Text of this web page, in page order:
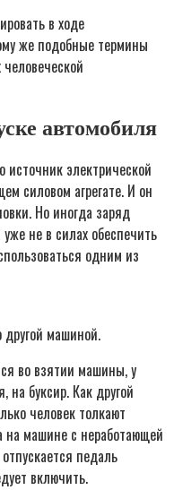
в ходе
же подобные термины
автомобиля
электрической
силовом агрегате. И он
Но иногда заряд
не в силах обеспечить
одним из
другой машиной.
во взятии машины, у
на буксир. Как другой
человек толкают
на машине с неработающей
педаль
включить.